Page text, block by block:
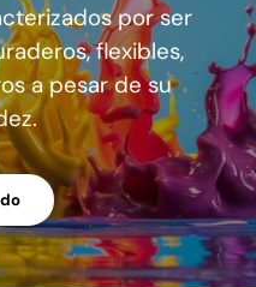
por ser
flexibles,
a pesar de su